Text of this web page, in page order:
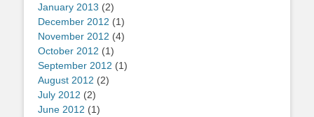
January 2013 (2)
December 2012 (1)
November 2012 (4)
October 2012 (1)
September 2012 (1)
August 2012 (2)
July 2012 (2)
June 2012 (1)